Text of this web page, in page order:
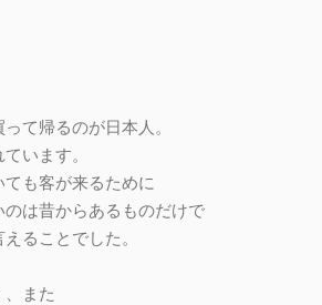
て帰るのが日本人。
います。
も客が来るために
のは昔からあるものだけで
ることでした。
また